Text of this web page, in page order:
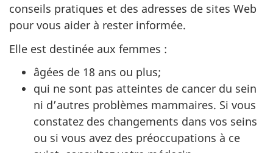
conseils pratiques et des adresses de sites Web
pour vous aider à rester informée.
Elle est destinée aux femmes :
âgées de 18 ans ou plus;
qui ne sont pas atteintes de cancer du sein
ni d’autres problèmes mammaires. Si vous
constatez des changements dans vos seins
ou si vous avez des préoccupations à ce